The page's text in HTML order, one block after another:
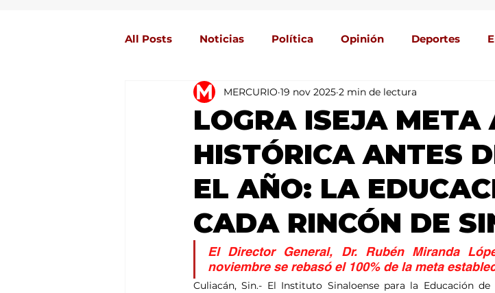
All Posts Noticias Política Opinión Deportes
Agricultura México Mundo Portada 2
LOGRA ISEJA META
HISTÓRICA ANTES
EL AÑO: LA
CADA RINCÓN DE
MERCURIO 19 nov 2025 2 min de lectura
El Director General, Dr. Rubén Miranda
noviembre se rebasó el 100% de la meta
Culiacán, Sin.- El Instituto Sinaloense para la Educación